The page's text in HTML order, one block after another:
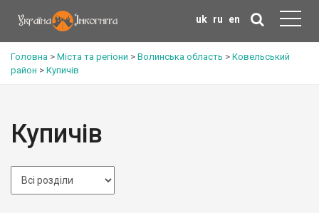
uk ru en
Головна > Міста та регіони > Волинська область > Ковельський
район > Купичів
Купичів